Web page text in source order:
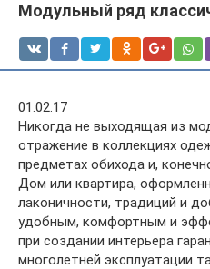
Модульный ряд
01.02.17
Никогда не выходящая из
отражение в коллекциях
предметах обихода и,
Дом или квартира,
лаконичности, традиций и
удобным, комфортным и
при создании интерьера
многолетней эксплуатации